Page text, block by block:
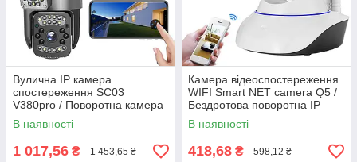
Вулична IP камера
спостереження SC03
V380pro / Поворотна камера
відеоспостереження
В наявності
1 017,56 ₴ 1 453,65 ₴
Камера відеоспостереження
WIFI Smart NET camera Q5 /
Бездротова поворотна IP
камера / Відеоняня
В наявності
418,68 ₴ 598,12 ₴